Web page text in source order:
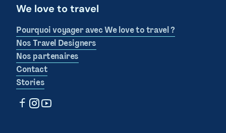
We love to travel
Pourquoi voyager avec We love to travel ?
Nos Travel Designers
Nos partenaires
Contact
Stories